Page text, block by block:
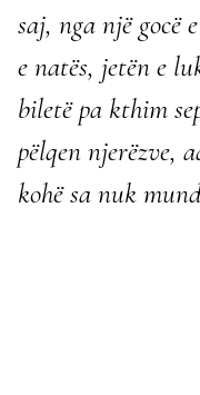
saj, nga një gocë
e natës, jetën e
biletë pa kthim
pëlqen njerëzve,
kohë sa nuk